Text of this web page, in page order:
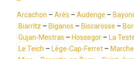
Arcachon – Arès – Audenge –
Biarritz – Biganos – Biscarosse –
Gujan-Mestras – Hossegor– La
Le Teich – Lège-Cap-Ferret–